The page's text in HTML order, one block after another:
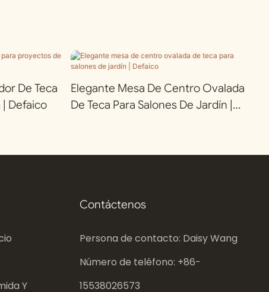
De Teca
| Defaico
Elegante Mesa De Centro Ovalada
De Teca Para Salones De Jardín |
Y
Contáctenos
Persona de contacto: Daisy Wang
Número de teléfono: +86-
15538026573